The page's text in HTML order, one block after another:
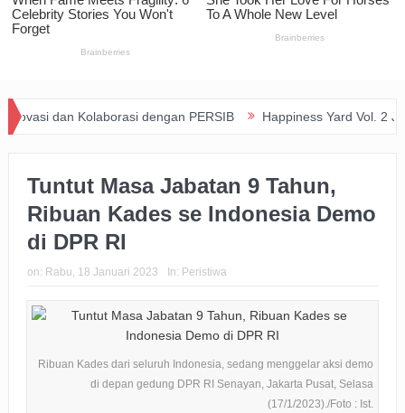
Kolaborasi dengan PERSIB Happiness Yard Vol. 2 Jadi Bukti
Tuntut Masa Jabatan 9 Tahun,
Ribuan Kades se Indonesia Demo
di DPR RI
on: Rabu, 18 Januari 2023 In: Peristiwa
Ribuan Kades dari seluruh Indonesia, sedang menggelar aksi demo
di depan gedung DPR RI Senayan, Jakarta Pusat, Selasa
(17/1/2023)./Foto : Ist.